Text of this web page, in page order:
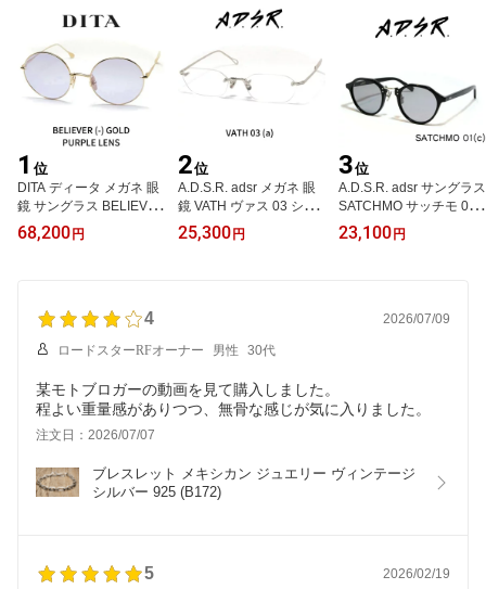
1 位
DITA ディータ メガネ 眼
鏡 サングラス BELIEVE
R (-) ビリーバー DTX506
-52-01 GOLD パープルレ
68,200円
2位
A.D.S.R. adsr メガネ 眼
鏡 VATH ヴァス 03 シル
バー ADSR エーディーエ
スアール
25,300円
3位
A.D.S.R. adsr サングラス
SATCHMO サッチモ 01
(c) (Shiny Black Silver/Li
ght Gray Lens) ADSR エ
23,100円
4 2026/07/09
ロードスターRFオーナー 男性 30代
某モトブロガーの動画を見て購入しました。
程よい重量感がありつつ、無骨な感じが気に入りました。
注文日：2026/07/07
ブレスレット メキシカン ジュエリー ヴィンテージ
シルバー 925 (B172)
5 2026/02/19